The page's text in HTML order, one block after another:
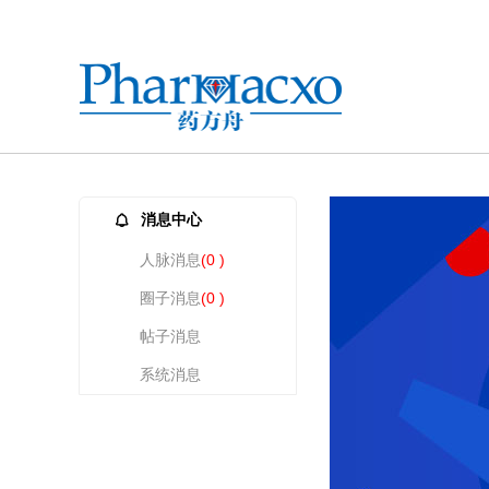
消息中心
人脉消息(0 )
圈子消息(0 )
帖子消息
系统消息